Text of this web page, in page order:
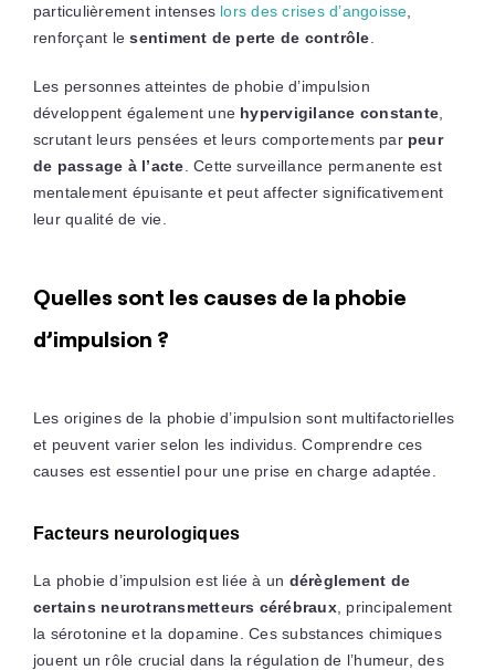
particulièrement intenses lors des crises d’angoisse
renforçant lesentiment de perte de contrôle
Les personnes atteintes de phobie d’impulsion
développent également une hypervigilance constante
scrutant leurs pensées et leurs comportements par peur
de passage à l’acte . Cette surveillance permanente est
mentalement épuisante et peut affecter significativement
leur qualité de vie.
Quelles sont les causes de la phobie
d’impulsion ?
Les origines de la phobie d’impulsion sont multifactorielles
et peuvent varier selon les individus. Comprendre ces
causes est essentiel pour une prise en charge adaptée.
Facteurs neurologiques
La phobie d’impulsion est liée à un dérèglement de
certains neurotransmetteurs cérébraux, principalement
la sérotonine et la dopamine. Ces substances chimiques
jouent un rôle crucial dans la régulation de l’humeur, des